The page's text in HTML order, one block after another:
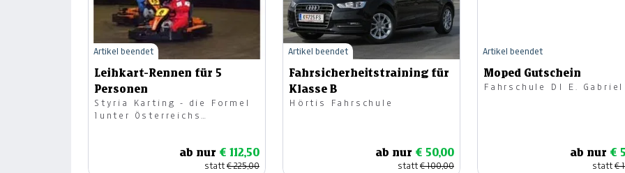
Leihkart-Rennen für 5
Personen
Styria Karting - die Formel
1unter Österreichs
ab nur € 112,50
statt€ 225,00
Artikel beendet
Fahrsicherheitstraining für
Klasse B
Hörtis Fahrschule
ab nur € 50,00
statt€ 100,00
Artikel beendet
Moped Gutschein
Fahrschule DI E. Gabriel
ab nur €
statt€
Artikel beendet